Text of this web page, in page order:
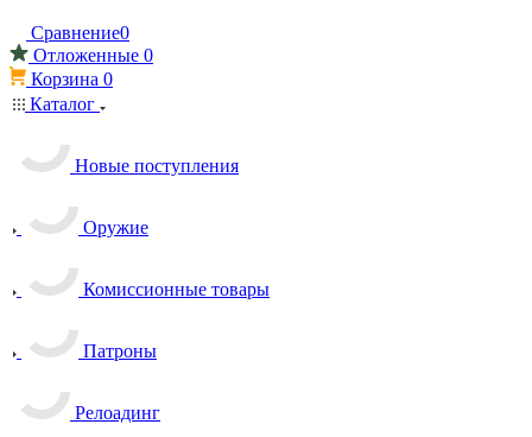
Сравнение0
Отложенные 0
Корзина 0
Каталог
Новые поступления
Оружие
Комиссионные товары
Патроны
Релоадинг